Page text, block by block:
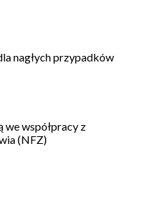
nagłych przypadków
we współpracy z
(NFZ)